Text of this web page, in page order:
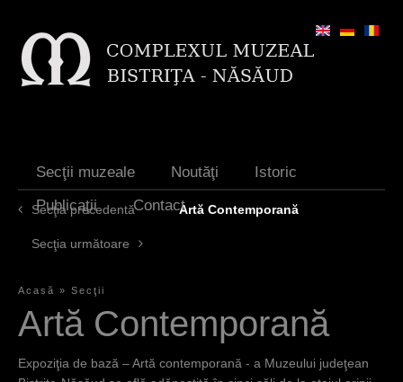
Secţii muzeale Noutăţi
Istoric
Publicaţii
Contact
Secţia precedentă Artă Contemporană
Secţia următoare
E
t
Acasă » Secţii
Artă Contemporană
Expoziţia de bază – Artă contemporană - a Muzeului judeţean